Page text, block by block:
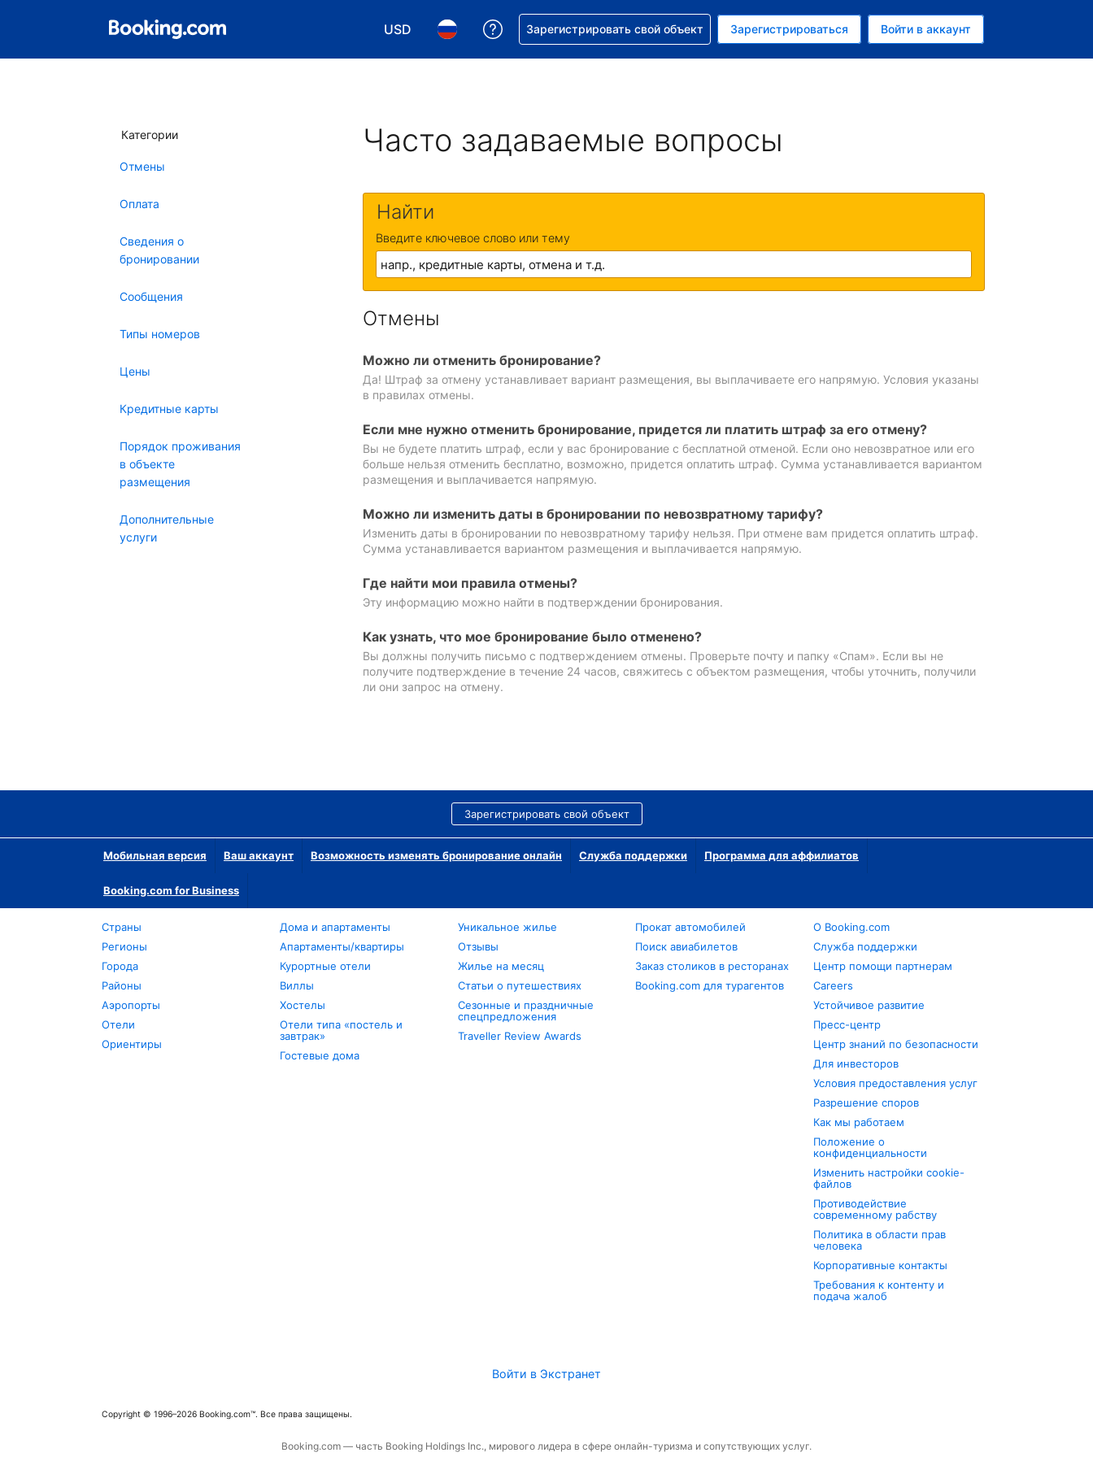
USD
Выберите валюту. Текущая валюта — Доллар США
Выберите язык. Текущий язык — На русском
Получите помощь с бронированием
Зарегистрировать свой объект Зарегистрироваться Войти в аккаунт
Категории
Отмены
Оплата
Сведения о
бронировании
Сообщения
Типы номеров
Цены
Кредитные карты
Порядок проживания
в объекте
размещения
Дополнительные
услуги
Часто задаваемые вопросы
Найти
Введите ключевое слово или тему
Отмены
Можно ли отменить бронирование?
Да! Штраф за отмену устанавливает вариант размещения, вы выплачиваете его напрямую. Условия указаны
в правилах отмены.
Если мне нужно отменить бронирование, придется ли платить штраф за его отмену?
Вы не будете платить штраф, если у вас бронирование с бесплатной отменой. Если оно невозвратное или его
больше нельзя отменить бесплатно, возможно, придется оплатить штраф. Сумма устанавливается вариантом
размещения и выплачивается напрямую.
Можно ли изменить даты в бронировании по невозвратному тарифу?
Изменить даты в бронировании по невозвратному тарифу нельзя. При отмене вам придется оплатить штраф.
Сумма устанавливается вариантом размещения и выплачивается напрямую.
Где найти мои правила отмены?
Эту информацию можно найти в подтверждении бронирования.
Как узнать, что мое бронирование было отменено?
Вы должны получить письмо с подтверждением отмены. Проверьте почту и папку «Спам». Если вы не
получите подтверждение в течение 24 часов, свяжитесь с объектом размещения, чтобы уточнить, получили
ли они запрос на отмену.
Зарегистрировать свой объект
Мобильная версия Ваш аккаунт Возможность изменять бронирование онлайн Служба поддержки Программа для аффилиатов
Booking.com for Business
Страны
Регионы
Города
Районы
Аэропорты
Отели
Ориентиры
Дома и апартаменты
Апартаменты/квартиры
Курортные отели
Виллы
Хостелы
Отели типа «постель и
завтрак»
Гостевые дома
Уникальное жилье
Отзывы
Жилье на месяц
Статьи о путешествиях
Сезонные и праздничные
спецпредложения
Traveller Review Awards
Прокат автомобилей
Поиск авиабилетов
Заказ столиков в ресторанах
Booking.com для турагентов
О Booking.com
Служба поддержки
Центр помощи партнерам
Careers
Устойчивое развитие
Пресс-центр
Центр знаний по безопасности
Для инвесторов
Условия предоставления услуг
Разрешение споров
Как мы работаем
Положение о
конфиденциальности
Изменить настройки cookie-
файлов
Противодействие
современному рабству
Политика в области прав
человека
Корпоративные контакты
Требования к контенту и
подача жалоб
Войти в Экстранет
Copyright © 1996–2026 Booking.com™. Все права защищены.
Booking.com — часть Booking Holdings Inc., мирового лидера в сфере онлайн-туризма и сопутствующих услуг.